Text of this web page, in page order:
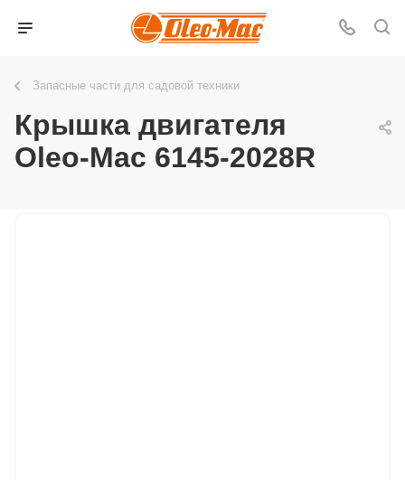
Запасные части для садовой техники
Крышка двигателя
Oleo-Mac 6145-2028R